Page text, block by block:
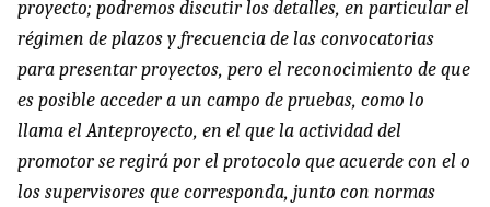
proyecto; podremos discutir los detalles, en particular el
régimen de plazos y frecuencia de las convocatorias
para presentar proyectos, pero el reconocimiento de que
es posible acceder a un campo de pruebas, como lo
llama el Anteproyecto, en el que la actividad del
promotor se regirá por el protocolo que acuerde con el o
los supervisores que corresponda, junto con normas